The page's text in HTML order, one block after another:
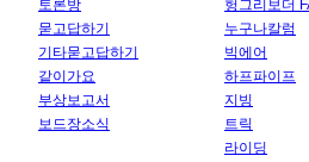
토론방
헝그리보더
묻고답하기
누구나칼럼
기타묻고답하기
빅에어
같이가요
하프파이프
부상보고서
지빙
보드장소식
트릭
라이딩